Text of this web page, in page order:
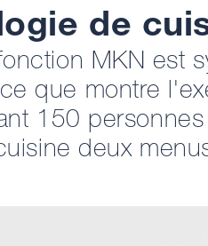
de
MKN est
que montre
150
deux